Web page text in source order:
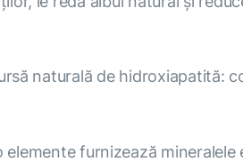
naturală de hidroxiapatită:
furnizează